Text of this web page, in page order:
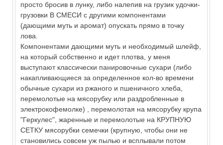
просто бросив в лунку, либо налепив на грузик удочки-
грузовки В СМЕСИ с другими компонентами
(дающими муть и аромат) опускать прямо в точку
лова.
Компонентами дающими муть и необходимый шлейф,
на который собственно и идет плотва, у меня
выступают классически панировочные сухари (либо
накапливающиеся за определенное кол-во времени
обычные сухари из ржаного и пшеничного хлеба,
перемолотые на мясорубку или раздробленные в
электрокофемолке) , перемолотая на мясорубку крупа
"Геркулес", жаренные и перемолотые на КРУПНУЮ
СЕТКУ мясорубки семечки (крупную, чтобы они не
становились совсем уж пылью и всплывали потом